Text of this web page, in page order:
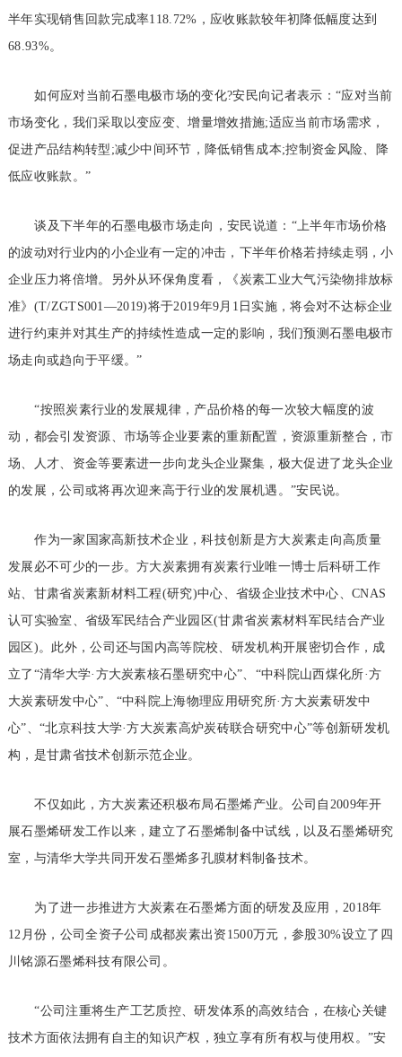
半年实现销售回款完成率118.72%，应收账款较年初降低幅度达到
68.93%。
如何应对当前石墨电极市场的变化?安民向记者表示：“应对当前
市场变化，我们采取以变应变、增量增效措施;适应当前市场需求，
促进产品结构转型;减少中间环节，降低销售成本;控制资金风险、降
低应收账款。”
谈及下半年的石墨电极市场走向，安民说道：“上半年市场价格
的波动对行业内的小企业有一定的冲击，下半年价格若持续走弱，小
企业压力将倍增。另外从环保角度看，《炭素工业大气污染物排放标
准》(T/ZGTS001—2019)将于2019年9月1日实施，将会对不达标企业
进行约束并对其生产的持续性造成一定的影响，我们预测石墨电极市
场走向或趋向于平缓。”
“按照炭素行业的发展规律，产品价格的每一次较大幅度的波
动，都会引发资源、市场等企业要素的重新配置，资源重新整合，市
场、人才、资金等要素进一步向龙头企业聚集，极大促进了龙头企业
的发展，公司或将再次迎来高于行业的发展机遇。”安民说。
作为一家国家高新技术企业，科技创新是方大炭素走向高质量
发展必不可少的一步。方大炭素拥有炭素行业唯一博士后科研工作
站、甘肃省炭素新材料工程(研究)中心、省级企业技术中心、CNAS
认可实验室、省级军民结合产业园区(甘肃省炭素材料军民结合产业
园区)。此外，公司还与国内高等院校、研发机构开展密切合作，成
立了“清华大学·方大炭素核石墨研究中心”、“中科院山西煤化所·方
大炭素研发中心”、“中科院上海物理应用研究所·方大炭素研发中
心”、“北京科技大学·方大炭素高炉炭砖联合研究中心”等创新研发机
构，是甘肃省技术创新示范企业。
不仅如此，方大炭素还积极布局石墨烯产业。公司自2009年开
展石墨烯研发工作以来，建立了石墨烯制备中试线，以及石墨烯研究
室，与清华大学共同开发石墨烯多孔膜材料制备技术。
为了进一步推进方大炭素在石墨烯方面的研发及应用，2018年
12月份，公司全资子公司成都炭素出资1500万元，参股30%设立了四
川铭源石墨烯科技有限公司。
“公司注重将生产工艺质控、研发体系的高效结合，在核心关键
技术方面依法拥有自主的知识产权，独立享有所有权与使用权。”安